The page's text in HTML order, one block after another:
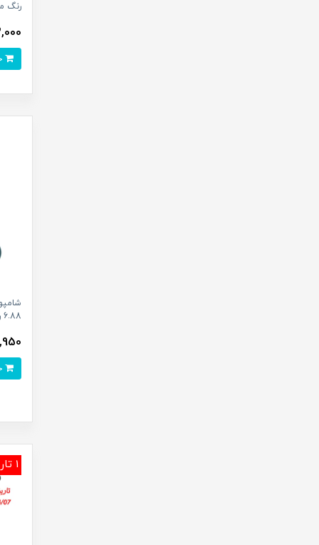
رنگ
6.88 رنگ سبز آووکادو حجم 300 میلی لیتر
1 تاریخ انقضا